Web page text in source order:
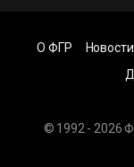
© 1992 - 2026
О ФГР Новости